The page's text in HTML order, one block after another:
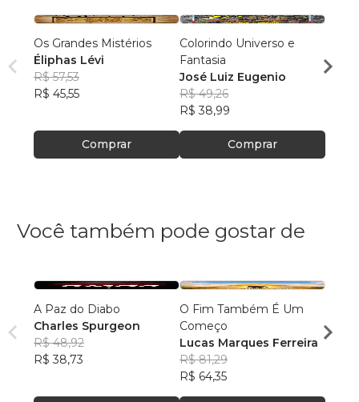
Os Grandes Mistérios
Éliphas Lévi
R$ 57,53
R$ 45,55
Comprar
Colorindo Universo e
Fantasia
José Luiz Eugenio
R$ 49,26
R$ 38,99
Comprar
José
R$
Você também pode gostar de
A Paz do Diabo
Charles Spurgeon
R$ 48,92
R$ 38,73
O Fim Também É Um
Começo
Lucas Marques Ferreira
R$ 81,29
R$ 64,35
Deus
Rose